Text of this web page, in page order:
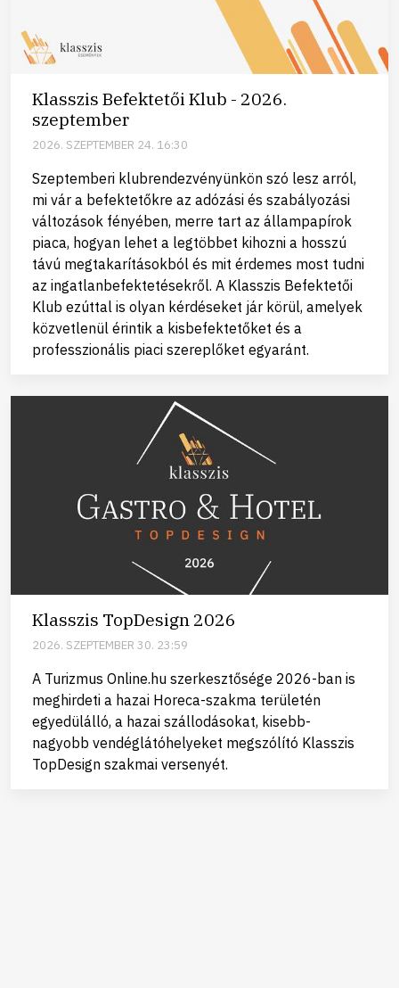
Klasszis Befektetői Klub - 2026.
szeptember
2026. SZEPTEMBER 24. 16:30
Szeptemberi klubrendezvényünkön szó lesz arról,
mi vár a befektetőkre az adózási és szabályozási
változások fényében, merre tart az állampapírok
piaca, hogyan lehet a legtöbbet kihozni a hosszú
távú megtakarításokból és mit érdemes most tudni
az ingatlanbefektetésekről. A Klasszis Befektetői
Klub ezúttal is olyan kérdéseket jár körül, amelyek
közvetlenül érintik a kisbefektetőket és a
professzionális piaci szereplőket egyaránt.
Klasszis TopDesign 2026
2026. SZEPTEMBER 30. 23:59
A Turizmus Online.hu szerkesztősége 2026-ban is
meghirdeti a hazai Horeca-szakma területén
egyedülálló, a hazai szállodásokat, kisebb-
nagyobb vendéglátóhelyeket megszólító Klasszis
TopDesign szakmai versenyét.